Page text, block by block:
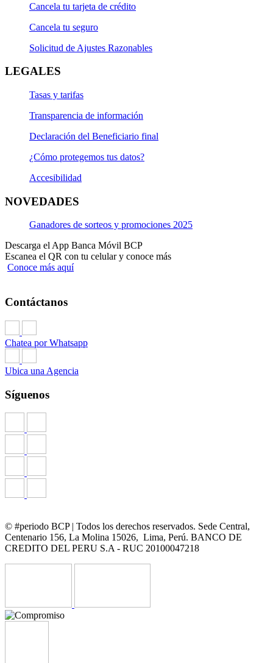
Cancela tu tarjeta de crédito
Cancela tu seguro
Solicitud de Ajustes Razonables
LEGALES
Tasas y tarifas
Transparencia de información
Declaración del Beneficiario final
¿Cómo protegemos tus datos?
Accesibilidad
NOVEDADES
Ganadores de sorteos y promociones 2025
Descarga el App Banca Móvil BCP
Escanea el QR con tu celular y conoce más
Conoce más aquí
Contáctanos
Chatea por Whatsapp
Ubica una Agencia
Síguenos
© #periodo BCP | Todos los derechos reservados. Sede Central,
Centenario 156, La Molina 15026, Lima, Perú. BANCO DE
CREDITO DEL PERU S.A - RUC 20100047218